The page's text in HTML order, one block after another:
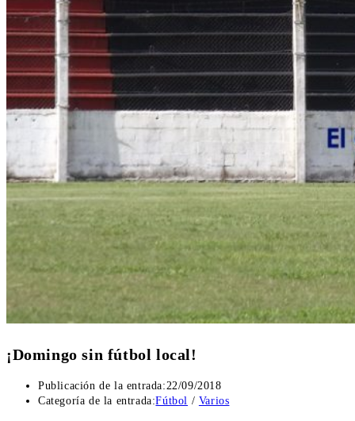
¡Domingo sin fútbol local!
Publicación de la entrada:22/09/2018
Categoría de la entrada:Fútbol / Varios